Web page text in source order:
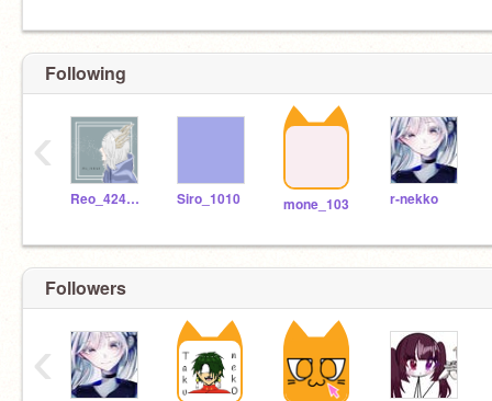
Following
Reo_424513 Siro_1010 mone_103 r-nekko
‹
Followers
‹